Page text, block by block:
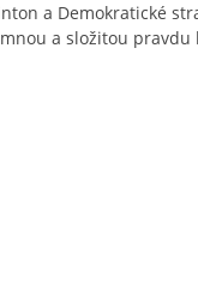
a Demokratické
a složitou